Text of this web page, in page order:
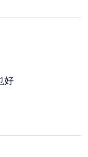
好